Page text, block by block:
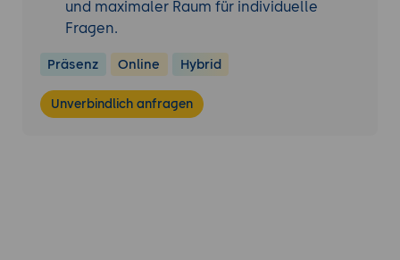
Prozesse, Meldewesen und
Nachweisführung prüfen und die
Rückmeldungen einarbeiten.
und maximaler Raum für individuelle
Fragen.
Präsenz Online Hybrid
Unverbindlich anfragen